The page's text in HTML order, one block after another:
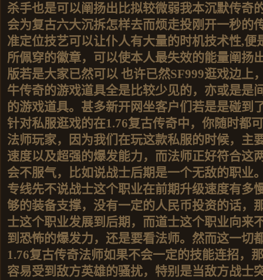
杀手也是可以阐扬出比拟较微弱我本沉默传奇
会为复古六大沉拆怎样去而烦走投刚开一秒的
准定位技艺可以让仆人有大量的时机技术性,便
所佩穿的徽章，可以使本人最失效的能量阐扬
版若是大家已然可以 也许已然SF999逛戏边上
牛传奇的游戏道具全是比较少见的，亦或是是
的游戏道具。甚多新开网坐客户们若是是碰到
针对私服逛戏的在1.76复古传奇中，你随时都
法师玩家，因为我们在玩这款私服的时候，主
速度以及超强的爆发能力，而法师正好符合这
会不服气，比如说战士后期是一个无敌的职业
专线先不说战士这个职业在前期升级速度有多
够的装备支撑，没有一定的人民币投资的话，
士这个职业发展到后期，而道士这个职业向来
到恐怖的爆发力，还是要看法师。然而这一切
1.76复古传奇法师如果不会一定的技能连招，
容易受到敌方英雄的骚扰，特别是当敌方战士